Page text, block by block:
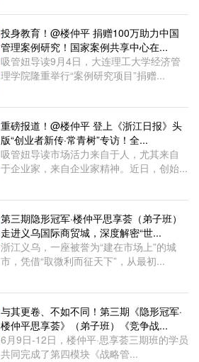
投身教育！@楼仲平 捐赠100万助力中国
管理案例研究！国家案例共享中心在...
吸管妞导读9月4日，大连理工大学经济管
理学院隆重举行“案例研究项目”捐赠...
重磅报道！@楼仲平 登上《浙江日报》头
版“创业者新传·常青树”专访！全...
吸管妞导读市场活力来自于人，尤其来自
于企业家，来自企业家精神。近日，创始...
第三期隐形冠军·楼仲平思享荟（弟子班）
走进义乌国际商贸城，深度解密“世...
浙江义乌，一座被誉为“建在市场上”的城
市，凭借“取微利而征天下”，从最初...
与其更卷、不如不同！第三期《隐形冠军·
楼仲平思享荟》（弟子班）《竞争战...
6月9日-12日，楼仲平·思享荟三期班的学员
共同完成了第四模块《战略管...